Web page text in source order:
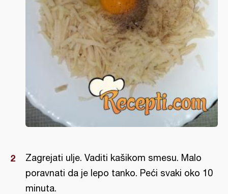
Zagrejati ulje. Vaditi kašikom smesu. Malo
poravnati da je lepo tanko. Peći svaki oko 10
minuta.